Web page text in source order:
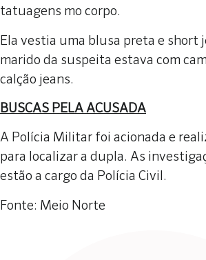
tatuagens mo corpo.
Ela vestia uma blusa preta e short
marido da suspeita estava com
calção jeans.
BUSCAS PELA ACUSADA
A Polícia Militar foi acionada e
para localizar a dupla. As
estão a cargo da Polícia Civil.
Fonte: Meio Norte